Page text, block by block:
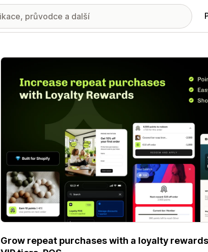
Galerie propagovaných obrázků
Grow repeat purchases with a loyalty